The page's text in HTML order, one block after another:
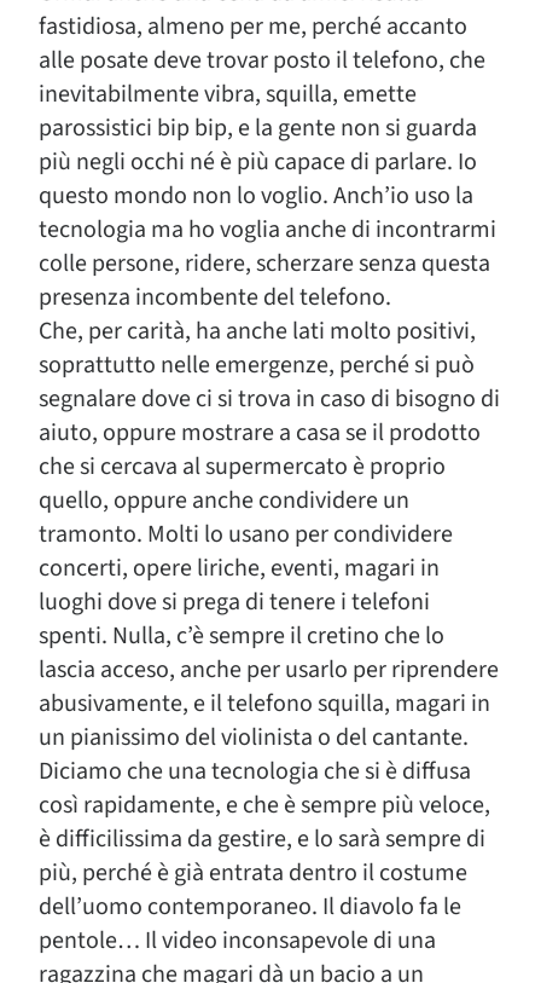
fastidiosa, almeno per me, perché accanto
alle posate deve trovar posto il telefono, che
inevitabilmente vibra, squilla, emette
parossistici bip bip, e la gente non si guarda
più negli occhi né è più capace di parlare. Io
questo mondo non lo voglio. Anch’io uso la
tecnologia ma ho voglia anche di incontrarmi
colle persone, ridere, scherzare senza questa
presenza incombente del telefono.
Che, per carità, ha anche lati molto positivi,
soprattutto nelle emergenze, perché si può
segnalare dove ci si trova in caso di bisogno di
aiuto, oppure mostrare a casa se il prodotto
che si cercava al supermercato è proprio
quello, oppure anche condividere un
tramonto. Molti lo usano per condividere
concerti, opere liriche, eventi, magari in
luoghi dove si prega di tenere i telefoni
spenti. Nulla, c’è sempre il cretino che lo
lascia acceso, anche per usarlo per riprendere
abusivamente, e il telefono squilla, magari in
un pianissimo del violinista o del cantante.
Diciamo che una tecnologia che si è diffusa
così rapidamente, e che è sempre più veloce,
è difficilissima da gestire, e lo sarà sempre di
più, perché è già entrata dentro il costume
dell’uomo contemporaneo. Il diavolo fa le
pentole… Il video inconsapevole di una
ragazzina che magari dà un bacio a un